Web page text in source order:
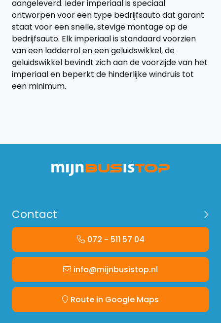
aangeleverd. Ieder imperiaal is speciaal
ontworpen voor een type bedrijfsauto dat garant
staat voor een snelle, stevige montage op de
bedrijfsauto. Elk imperiaal is standaard voorzien
van een ladderrol en een geluidswikkel, de
geluidswikkel bevindt zich aan de voorzijde van het
imperiaal en beperkt de hinderlijke windruis tot
een minimum.
Contact
072 - 511 57 04
info@mijnbusistop.nl
Route in Google Maps